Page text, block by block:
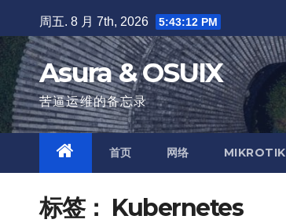
至
内
周五. 8 月 7th, 2026 5:43:13 PM
Asura & OSUIX
苦逼运维的备忘录
首页 网络 MIKROTIK
标签： Kubernetes